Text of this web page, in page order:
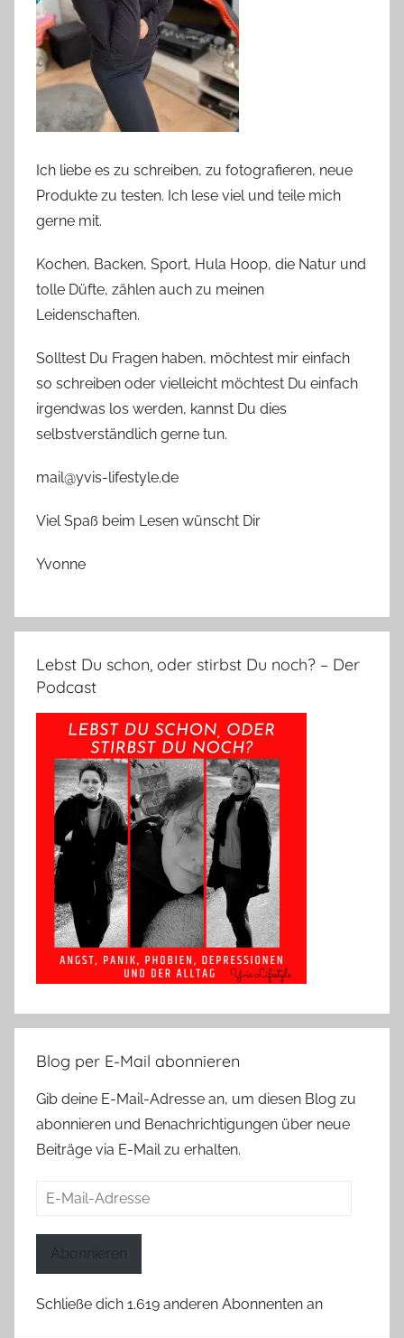
Ich liebe es zu schreiben, zu fotografieren, neue
Produkte zu testen. Ich lese viel und teile mich
gerne mit.
Kochen, Backen, Sport, Hula Hoop, die Natur und
tolle Düfte, zählen auch zu meinen
Leidenschaften.
Solltest Du Fragen haben, möchtest mir einfach
so schreiben oder vielleicht möchtest Du einfach
irgendwas los werden, kannst Du dies
selbstverständlich gerne tun.
mail@yvis-lifestyle.de
Viel Spaß beim Lesen wünscht Dir
Yvonne
Lebst Du schon, oder stirbst Du noch? – Der
Podcast
Blog per E-Mail abonnieren
Gib deine E-Mail-Adresse an, um diesen Blog zu
abonnieren und Benachrichtigungen über neue
Beiträge via E-Mail zu erhalten.
E-
Abonnieren
Schließe dich 1.619 anderen Abonnenten an